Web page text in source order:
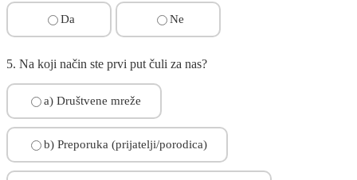
Da Ne
5. Na koji način ste prvi put čuli za nas?
a) Društvene mreže
b) Preporuka (prijatelji/porodica)